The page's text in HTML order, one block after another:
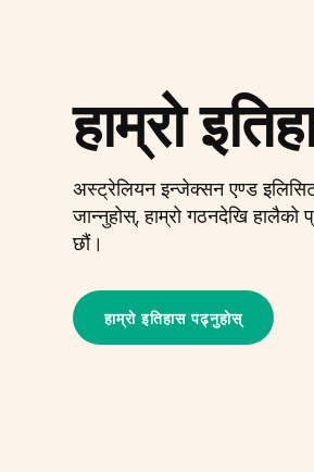
हाम्रो
अस्ट्रेलियन इन्जेक्सन एण्ड
जान्नुहोस्, हाम्रो गठनदेखि हालैको
छौं।
हाम्रो इतिहास पढ्नुहोस्